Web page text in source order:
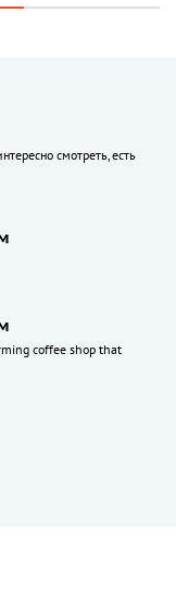
смотреть, есть
coffee shop that